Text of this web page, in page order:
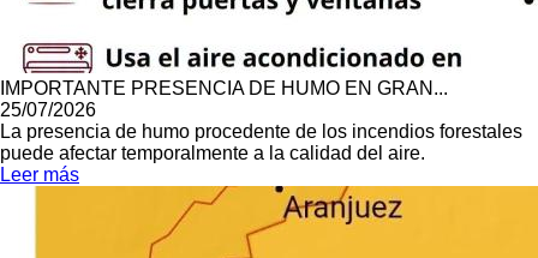
IMPORTANTE PRESENCIA DE HUMO EN GRAN...
25/07/2026
La presencia de humo procedente de los incendios forestales
puede afectar temporalmente a la calidad del aire.
Leer más